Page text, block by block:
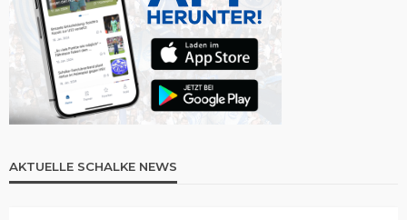
AKTUELLE SCHALKE NEWS